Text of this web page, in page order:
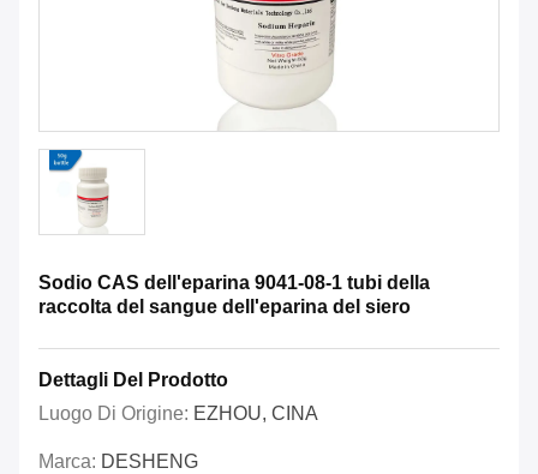
Sodio CAS dell'eparina 9041-08-1 tubi della
raccolta del sangue dell'eparina del siero
Dettagli Del Prodotto
Luogo Di Origine: EZHOU, CINA
Marca: DESHENG